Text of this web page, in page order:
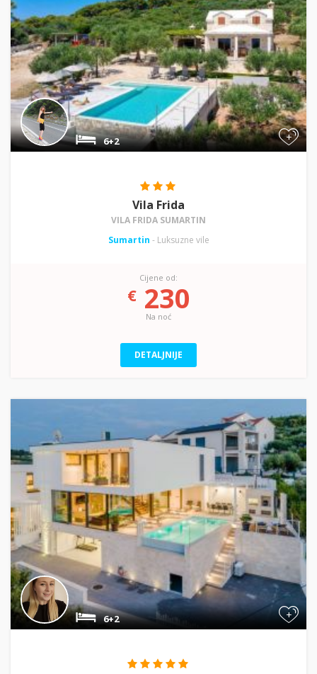
+
6+2
Vila Frida
VILA FRIDA SUMARTIN
Sumartin - Luksuzne vile
Cijene od:
€230
Na noć
DETALJNIJE
+
6+2